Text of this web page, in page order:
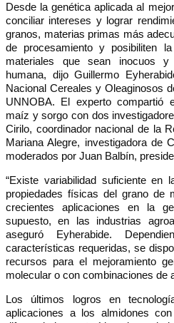
Desde la genética aplicada al
conciliar intereses y lograr
granos, materias primas más
de procesamiento y posibiliten
materiales que sean inocuos
humana, dijo Guillermo
Nacional Cereales y Oleaginosos
UNNOBA. El experto compartió
maíz y sorgo con dos
Cirilo, coordinador nacional de la
Mariana Alegre, investigadora de
moderados por Juan Balbín,
“Existe variabilidad suficiente en
propiedades físicas del grano de
crecientes aplicaciones en la
supuesto, en las industrias
aseguró Eyherabide.
características requeridas, se
recursos para el mejoramiento
molecular o con combinaciones de
Los últimos logros en
aplicaciones a los almidones